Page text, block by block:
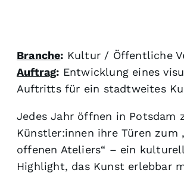
Branche: Kultur / Öffentliche
Auftrag: Entwicklung eines
Auftritts für ein stadtweites
Jedes Jahr öffnen in Potsdam
Künstler:innen ihre Türen zum
offenen Ateliers“ – ein
Highlight, das Kunst erlebbar